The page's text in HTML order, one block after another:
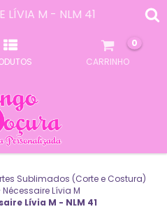
LÍVIA M - NLM 41
CARRINHO
0
Sublimados (Corte e Costura)
Nécessaire Lívia M
Lívia M - NLM 41